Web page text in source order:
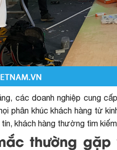
các doanh nghiệp cung
phân khúc khách hàng từ
khách hàng thường tìm
thường